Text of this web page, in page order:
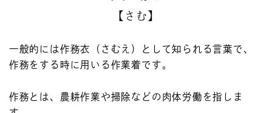
【さむ】
一般的には作務衣（さむえ）として知られる言葉で、
作務をする時に用いる作業着です。
作務とは、農耕作業や掃除などの肉体労働を指しま